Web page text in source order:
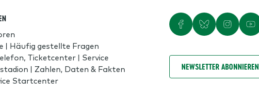
| Häufig gestellte Fragen
Ticketcenter | Service
| Zahlen, Daten & Fakten
Startcenter
NEWSLETTER ABONNIEREN